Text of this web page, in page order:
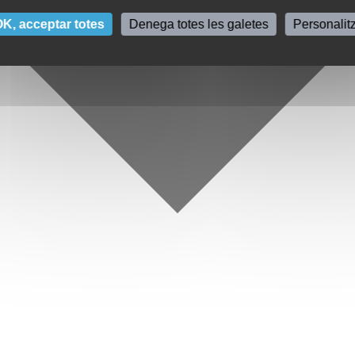
acceptar totes Denega totes les galetes